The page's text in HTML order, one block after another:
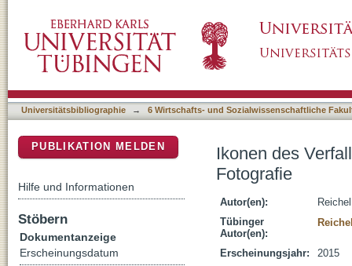
Universitätsbibliographie → 6 Wirtschafts- und Sozialwissenschaftliche
Ikonen des
Fotografie
Autor(en):
Tübinger
Autor(en):
Erscheinungsjahr:
2015
PUBLIKATION MELDEN
Hilfe und Informationen
Stöbern
Dokumentanzeige
Erscheinungsdatum